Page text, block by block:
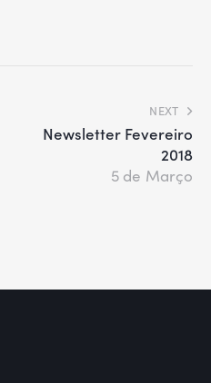
NEXT
Newsletter Fevereiro
2018
5 de Março